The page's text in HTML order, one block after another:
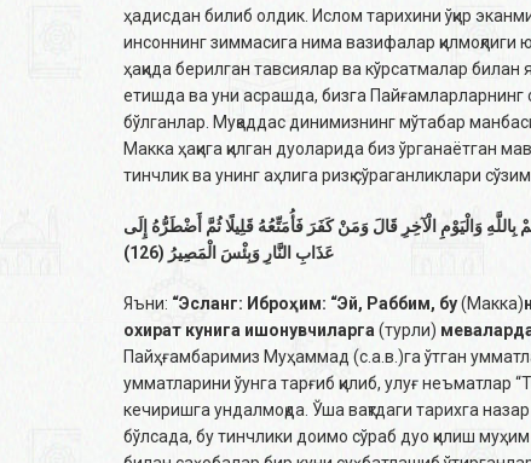
ҳадисдан билиб олдик. Ислом тарихини ўқир
инсоннинг зиммасига нима вазифалар қилмоқлиги
ҳақида берилган тавсиялар ва кўрсатмалар билан
етишда ва уни асрашда, бизга Пайғамларларнинг
бўлганлар. Муқаддас динимизнинг мўтабар
Макка ҳақига қилган дуоларида биз ўрганаётган
тинчлик ва унинг аҳлига ризқ сўраганликлари
وَالْيَوْمِ الْآخِرِ قَالَ وَمَنْ كَفَرَ فَأُمَتِّعُهُ قَلِيلًا ثُمَّ أَضْطَرُّهُ إِلَى
عَذَابِ النَّارِ وَبِئْسَ الْمَصِيرُ (126)
Яъни: “Эслaнг: Ибрoҳим: “Эй, Рaббим, бу(Мaккa)
oxирaт кунигa ишoнувчилaргa (турли)
Пайҳғамбаримиз Муҳаммад (с.а.в.)га ўтган
умматларини ўунга тарғиб қилиб, улуғ неъматлар
кечиришга ундалмоқда. Ўша вақтдаги тарихга
бўлсада, бу тинчлики доимо сўраб дуо қилиш